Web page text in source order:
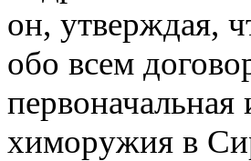
он, утверждая,
обо всем
химоружия в